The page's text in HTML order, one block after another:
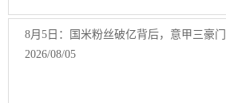
8月5日：国米粉丝破亿背后，意甲三豪
2026/08/05